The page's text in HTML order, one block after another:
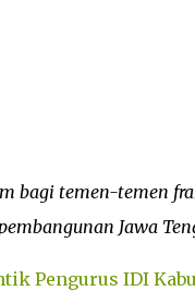
bagi temen-temen
Jawa
Pengurus IDI